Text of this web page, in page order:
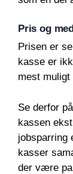
Pris og
Prisen er
kasse er
mest muligt
Se derfor
kassen
jobsparring
kasser
der være